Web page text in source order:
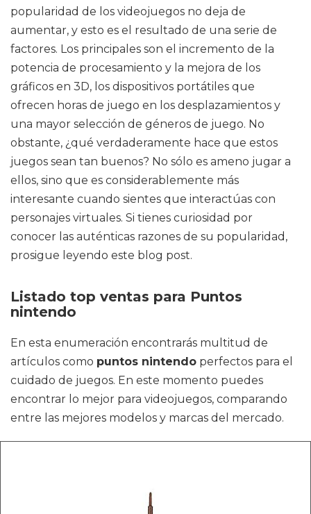
popularidad de los videojuegos no deja de
aumentar, y esto es el resultado de una serie de
factores. Los principales son el incremento de la
potencia de procesamiento y la mejora de los
gráficos en 3D, los dispositivos portátiles que
ofrecen horas de juego en los desplazamientos y
una mayor selección de géneros de juego. No
obstante, ¿qué verdaderamente hace que estos
juegos sean tan buenos? No sólo es ameno jugar a
ellos, sino que es considerablemente más
interesante cuando sientes que interactúas con
personajes virtuales. Si tienes curiosidad por
conocer las auténticas razones de su popularidad,
prosigue leyendo este blog post.
Listado top ventas para Puntos
nintendo
En esta enumeración encontrarás multitud de
artículos como puntos nintendo perfectos para el
cuidado de juegos. En este momento puedes
encontrar lo mejor para videojuegos, comparando
entre las mejores modelos y marcas del mercado.